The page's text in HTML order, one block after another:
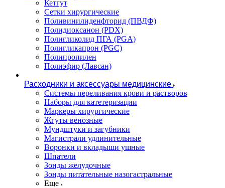
Кетгут
Сетки хирургические
Поливинилиденфторид (ПВДФ)
Полидиоксанон (PDX)
Полигликолид ПГА (PGA)
Полигликапрон (PGC)
Полипропилен
Полиэфир (Лавсан)
Расходники и аксессуары медицинские
Системы переливания крови и растворов
Наборы для катетеризации
Маркеры хирургические
Жгуты венозные
Мундштуки и загубники
Магистрали удлинительные
Воронки и вкладыши ушные
Шпатели
Зонды желудочные
Зонды питательные назогастральные
Еще